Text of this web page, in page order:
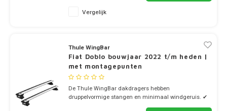
Vergelijk
Thule WingBar
Fiat Doblo bouwjaar 2022 t/m heden |
met montagepunten
De Thule WingBar dakdragers hebben
druppelvormige stangen en minimaal windgeruis. ✔
set van 2 dragers ✔ stang breedte 8cm